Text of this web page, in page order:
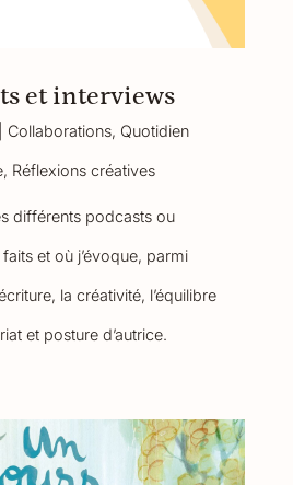
et interviews
Collaborations, Quotidien
, Réflexions créatives
différents podcasts ou
faits et où j’évoque, parmi
la créativité, l’équilibre
et posture d’autrice.